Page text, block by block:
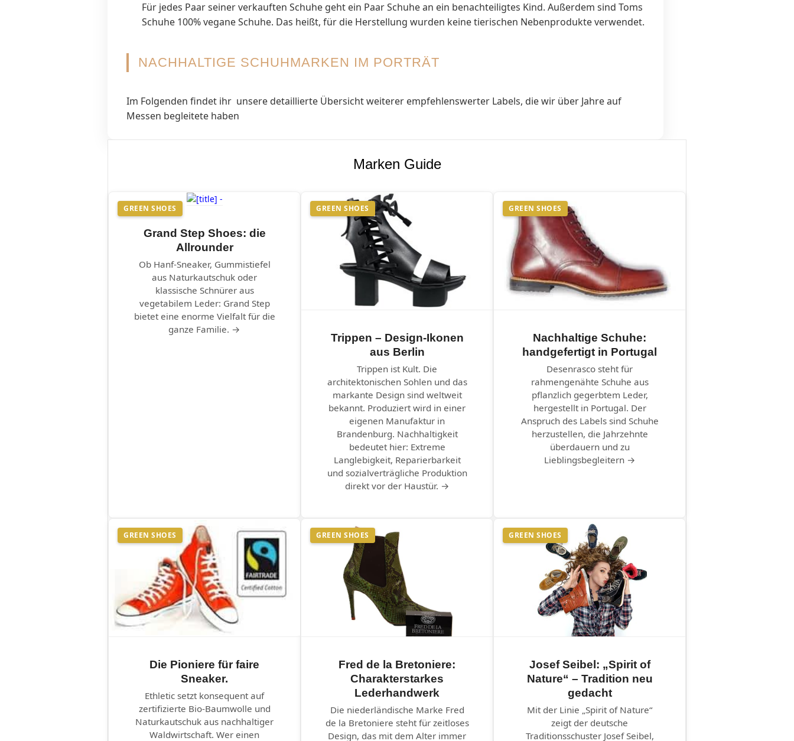
Für jedes Paar seiner verkauften Schuhe geht ein Paar Schuhe an ein benachteiligtes Kind. Außerdem sind Toms
Schuhe 100% vegane Schuhe. Das heißt, für die Herstellung wurden keine tierischen Nebenprodukte verwendet.
NACHHALTIGE SCHUHMARKEN IM PORTRÄT
Im Folgenden findet ihr unsere detaillierte Übersicht weiterer empfehlenswerter Labels, die wir über Jahre auf
Messen begleitete haben
Marken Guide
GREEN SHOES
Grand Step Shoes: die
Allrounder
Ob Hanf-Sneaker, Gummistiefel
aus Naturkautschuk oder
klassische Schnürer aus
vegetabilem Leder: Grand Step
bietet eine enorme Vielfalt für die
ganze Familie. →
GREEN SHOES
Trippen – Design-Ikonen
aus Berlin
Trippen ist Kult. Die
architektonischen Sohlen und das
markante Design sind weltweit
bekannt. Produziert wird in einer
eigenen Manufaktur in
Brandenburg. Nachhaltigkeit
bedeutet hier: Extreme
Langlebigkeit, Reparierbarkeit
und sozialverträgliche Produktion
direkt vor der Haustür. →
GREEN SHOES
Nachhaltige Schuhe:
handgefertigt in Portugal
Desenrasco steht für
rahmengenähte Schuhe aus
pflanzlich gegerbtem Leder,
hergestellt in Portugal. Der
Anspruch des Labels sind Schuhe
herzustellen, die Jahrzehnte
überdauern und zu
Lieblingsbegleitern →
GREEN SHOES
Die Pioniere für faire
Sneaker.
Ethletic setzt konsequent auf
zertifizierte Bio-Baumwolle und
Naturkautschuk aus nachhaltiger
Waldwirtschaft. Wer einen
GREEN SHOES
Fred de la Bretoniere:
Charakterstarkes
Lederhandwerk
Die niederländische Marke Fred
de la Bretoniere steht für zeitloses
Design, das mit dem Alter immer
GREEN SHOES
Josef Seibel: „Spirit of
Nature“ – Tradition neu
gedacht
Mit der Linie „Spirit of Nature“
zeigt der deutsche
Traditionsschuster Josef Seibel,